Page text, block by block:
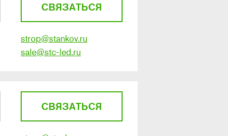
strop@stankov.ru
sale@stc-led.ru
СВЯЗАТЬСЯ
СВЯЗАТЬСЯ